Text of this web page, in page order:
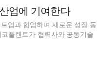
업에 기여한다
업과 협업하며 새로운 성장 동
플랜트가 협력사와 공동기술